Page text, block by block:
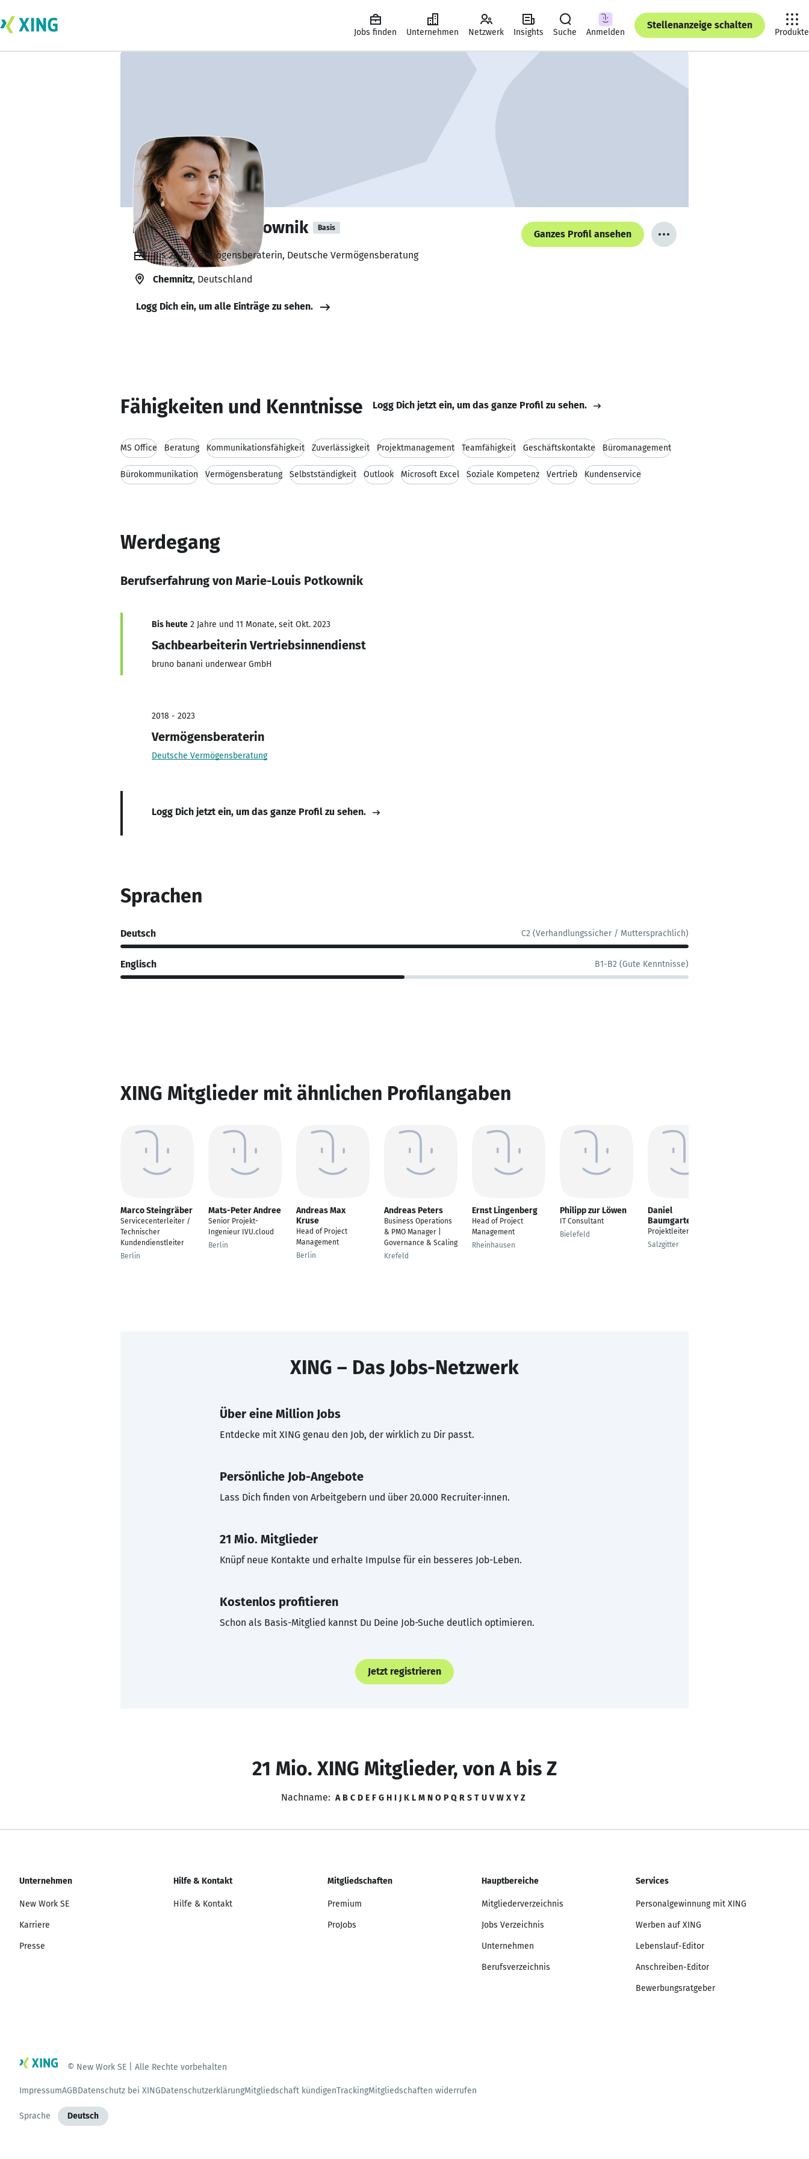
Jobs finden Unternehmen Netzwerk Insights Suche Anmelden
Stellenanzeige schalten
Produkte
Marie-Louis Potkownik Basis
Ganzes Profil ansehen
Bis 2023, Vermögensberaterin, Deutsche Vermögensberatung
Chemnitz, Deutschland
Logg Dich ein, um alle Einträge zu sehen.
Fähigkeiten und Kenntnisse Logg Dich jetzt ein, um das ganze Profil zu sehen.
MS Office Beratung Kommunikationsfähigkeit Zuverlässigkeit Projektmanagement Teamfähigkeit Geschäftskontakte Büromanagement
Bürokommunikation Vermögensberatung Selbstständigkeit Outlook Microsoft Excel Soziale Kompetenz Vertrieb Kundenservice
Werdegang
Berufserfahrung von Marie-Louis Potkownik
Bis heute 2 Jahre und 11 Monate, seit Okt. 2023
Sachbearbeiterin Vertriebsinnendienst
bruno banani underwear GmbH
2018 - 2023
Vermögensberaterin
Deutsche Vermögensberatung
Logg Dich jetzt ein, um das ganze Profil zu sehen.
Sprachen
Deutsch C2 (Verhandlungssicher / Muttersprachlich)
Englisch B1-B2 (Gute Kenntnisse)
XING Mitglieder mit ähnlichen Profilangaben
Marco Steingräber
Servicecenterleiter /
Technischer
Kundendienstleiter
Berlin
Mats-Peter Andree
Senior Projekt-
Ingenieur IVU.cloud
Berlin
Andreas Max
Kruse
Head of Project
Management
Berlin
Andreas Peters
Business Operations
& PMO Manager |
Governance & Scaling
Krefeld
Ernst Lingenberg
Head of Project
Management
Rheinhausen
Philipp zur Löwen
IT Consultant
Bielefeld
Daniel
Baumgarten
Projektleiter TGA
Salzgitter
XING – Das Jobs-Netzwerk
Über eine Million Jobs
Entdecke mit XING genau den Job, der wirklich zu Dir passt.
Persönliche Job-Angebote
Lass Dich finden von Arbeitgebern und über 20.000 Recruiter·innen.
21 Mio. Mitglieder
Knüpf neue Kontakte und erhalte Impulse für ein besseres Job-Leben.
Kostenlos profitieren
Schon als Basis-Mitglied kannst Du Deine Job-Suche deutlich optimieren.
Jetzt registrieren
21 Mio. XING Mitglieder, von A bis Z
Nachname: A B C D E F G H I J K L M N O P Q R S T U V W X Y Z
Unternehmen
New Work SE
Karriere
Presse
Hilfe & Kontakt
Hilfe & Kontakt
Mitgliedschaften
Premium
ProJobs
Hauptbereiche
Mitgliederverzeichnis
Jobs Verzeichnis
Unternehmen
Berufsverzeichnis
Services
Personalgewinnung mit XING
Werben auf XING
Lebenslauf-Editor
Anschreiben-Editor
Bewerbungsratgeber
© New Work SE | Alle Rechte vorbehalten
ImpressumAGBDatenschutz bei XINGDatenschutzerklärungMitgliedschaft kündigenTrackingMitgliedschaften widerrufen
Sprache Deutsch